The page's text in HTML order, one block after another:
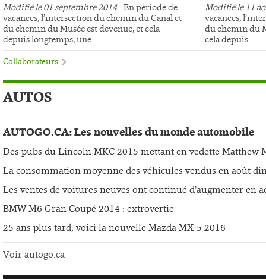
Modifié le 01 septembre 2014- En période de
vacances, l’intersection du chemin du Canal et
du chemin du Musée est devenue, et cela
depuis longtemps, une...
Modifié le 11
vacances,
du chemin du
cela depuis...
Collaborateurs
AUTOS
AUTOGO.CA: Les nouvelles du monde automobile
Des pubs du Lincoln MKC 2015 mettant en vedette Matthew
La consommation moyenne des véhicules vendus en août
Les ventes de voitures neuves ont continué d’augmenter en
BMW M6 Gran Coupé 2014 : extrovertie
25 ans plus tard, voici la nouvelle Mazda MX-5 2016
Voir autogo.ca